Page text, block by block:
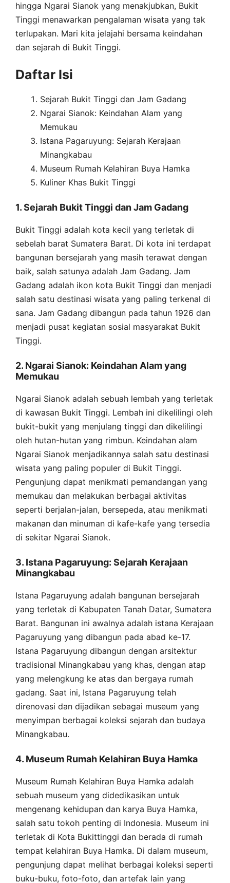
hingga Ngarai Sianok yang menakjubkan, Bukit
Tinggi menawarkan pengalaman wisata yang tak
terlupakan. Mari kita jelajahi bersama keindahan
dan sejarah di Bukit Tinggi.
Daftar Isi
Sejarah Bukit Tinggi dan Jam Gadang
Ngarai Sianok: Keindahan Alam yang
Memukau
Istana Pagaruyung: Sejarah Kerajaan
Minangkabau
Museum Rumah Kelahiran Buya Hamka
Kuliner Khas Bukit Tinggi
1. Sejarah Bukit Tinggi dan Jam Gadang
Bukit Tinggi adalah kota kecil yang terletak di
sebelah barat Sumatera Barat. Di kota ini terdapat
bangunan bersejarah yang masih terawat dengan
baik, salah satunya adalah Jam Gadang. Jam
Gadang adalah ikon kota Bukit Tinggi dan menjadi
salah satu destinasi wisata yang paling terkenal di
sana. Jam Gadang dibangun pada tahun 1926 dan
menjadi pusat kegiatan sosial masyarakat Bukit
Tinggi.
2. Ngarai Sianok: Keindahan Alam yang
Memukau
Ngarai Sianok adalah sebuah lembah yang terletak
di kawasan Bukit Tinggi. Lembah ini dikelilingi oleh
bukit-bukit yang menjulang tinggi dan dikelilingi
oleh hutan-hutan yang rimbun. Keindahan alam
Ngarai Sianok menjadikannya salah satu destinasi
wisata yang paling populer di Bukit Tinggi.
Pengunjung dapat menikmati pemandangan yang
memukau dan melakukan berbagai aktivitas
seperti berjalan-jalan, bersepeda, atau menikmati
makanan dan minuman di kafe-kafe yang tersedia
di sekitar Ngarai Sianok.
3. Istana Pagaruyung: Sejarah Kerajaan
Minangkabau
Istana Pagaruyung adalah bangunan bersejarah
yang terletak di Kabupaten Tanah Datar, Sumatera
Barat. Bangunan ini awalnya adalah istana Kerajaan
Pagaruyung yang dibangun pada abad ke-17.
Istana Pagaruyung dibangun dengan arsitektur
tradisional Minangkabau yang khas, dengan atap
yang melengkung ke atas dan bergaya rumah
gadang. Saat ini, Istana Pagaruyung telah
direnovasi dan dijadikan sebagai museum yang
menyimpan berbagai koleksi sejarah dan budaya
Minangkabau.
4. Museum Rumah Kelahiran Buya Hamka
Museum Rumah Kelahiran Buya Hamka adalah
sebuah museum yang didedikasikan untuk
mengenang kehidupan dan karya Buya Hamka,
salah satu tokoh penting di Indonesia. Museum ini
terletak di Kota Bukittinggi dan berada di rumah
tempat kelahiran Buya Hamka. Di dalam museum,
pengunjung dapat melihat berbagai koleksi seperti
buku-buku, foto-foto, dan artefak lain yang